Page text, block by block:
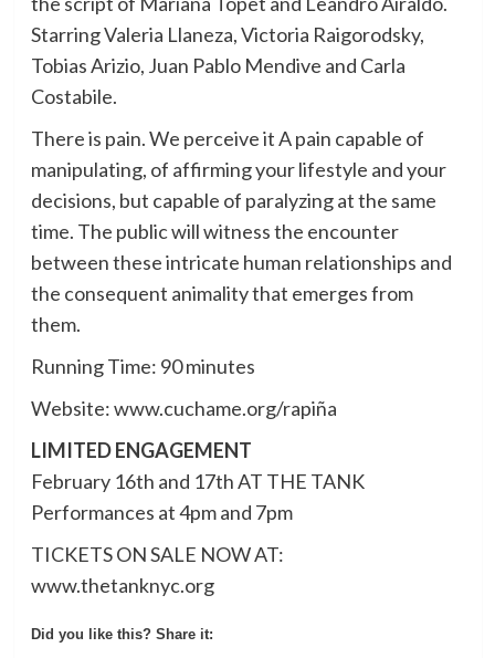
Starring Valeria Llaneza, Victoria Raigorodsky,
Tobias Arizio, Juan Pablo Mendive and Carla
Costabile.
There is pain. We perceive it A pain capable of
manipulating, of affirming your lifestyle and your
decisions, but capable of paralyzing at the same
time. The public will witness the encounter
between these intricate human relationships and
the consequent animality that emerges from
them.
Running Time: 90 minutes
Website: www.cuchame.org/rapiña
LIMITED ENGAGEMENT
February 16th and 17th AT THE TANK
Performances at 4pm and 7pm
TICKETS ON SALE NOW AT:
www.thetanknyc.org
Did you like this? Share it: